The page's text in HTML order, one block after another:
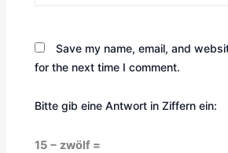
Save my name, email, and
for the next time I comment.
Bitte gib eine Antwort in Ziffern ein:
15 − zwölf =